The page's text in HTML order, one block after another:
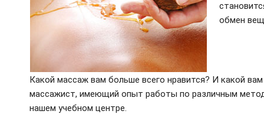
обмен
Какой массаж вам больше всего нравится? И какой
массажист, имеющий опыт работы по различным
нашем учебном центре.